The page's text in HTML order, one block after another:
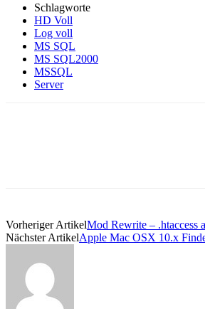
Schlagworte
HD Voll
Log voll
MS SQL
MS SQL2000
MSSQL
Server
Vorheriger ArtikelMod Rewrite – .htaccess
Nächster ArtikelApple Mac OSX 10.x